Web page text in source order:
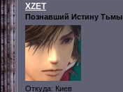
XZET
Познавший Истину Тьмы
Откуда: Киев